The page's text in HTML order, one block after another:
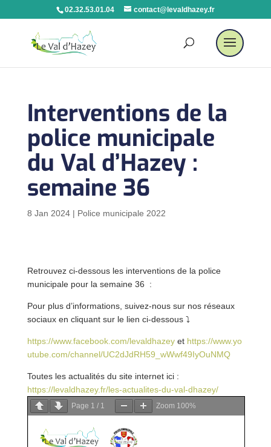
02.32.53.01.04 contact@levaldhazey.fr
Interventions de la
police municipale
du Val d’Hazey :
semaine 36
8 Jan 2024| Police municipale 2022
Retrouvez ci-dessous les interventions de la police
municipale pour la semaine 36 :
Pour plus d’informations, suivez-nous sur nos réseaux
sociaux en cliquant sur le lien ci-dessous ⤵
https://www.facebook.com/levaldhazeyet https://www.yo
utube.com/channel/UC2dJdRH59_wWwf49IyOuNMQ
Toutes les actualités du site internet ici :
https://levaldhazey.fr/les-actualites-du-val-dhazey/
Page 1 / 1 Zoom 100%